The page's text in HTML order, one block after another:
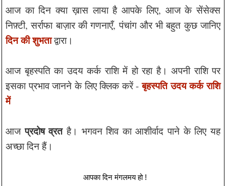
आज का दिन क्या ख़ास लाया है आपके लिए, आज के सेंसेक्स
निफ़्टी, सर्राफा बाज़ार की गणनाएँ, पंचांग और भी बहुत कुछ जानिए
दिन की शुभताद्वारा।
आज बृहस्पति का उदय कर्क राशि में हो रहा है। अपनी राशि पर
इसका प्रभाव जानने के लिए क्लिक करें -बृहस्पति उदय कर्क राशि
में
आजप्रदोष व्रतहै। भगवन शिव का आशीर्वाद पाने के लिए यह
अच्छा दिन हैं।
आपका दिन मंगलमय हो !